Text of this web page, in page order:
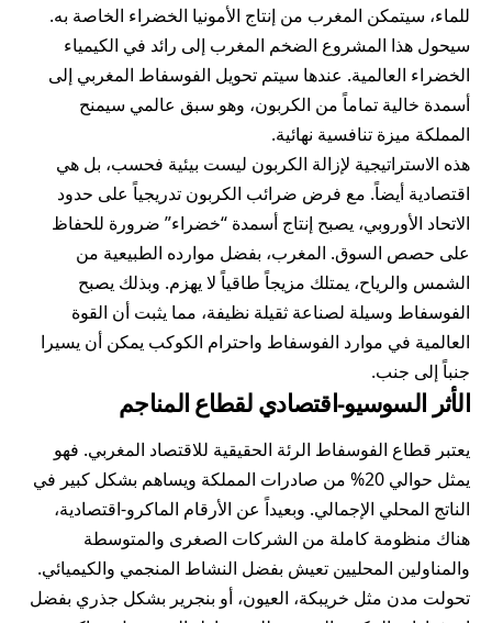
للماء، سيتمكن المغرب من إنتاج الأمونيا الخضراء الخاصة به.
سيحول هذا المشروع الضخم المغرب إلى رائد في الكيمياء
الخضراء العالمية. عندها سيتم تحويل الفوسفاط المغربي إلى
أسمدة خالية تماماً من الكربون، وهو سبق عالمي سيمنح
المملكة ميزة تنافسية نهائية.
هذه الاستراتيجية لإزالة الكربون ليست بيئية فحسب، بل هي
اقتصادية أيضاً. مع فرض ضرائب الكربون تدريجياً على حدود
الاتحاد الأوروبي، يصبح إنتاج أسمدة “خضراء” ضرورة للحفاظ
على حصص السوق. المغرب، بفضل موارده الطبيعية من
الشمس والرياح، يمتلك مزيجاً طاقياً لا يهزم. وبذلك يصبح
الفوسفاط وسيلة لصناعة ثقيلة نظيفة، مما يثبت أن القوة
العالمية في موارد الفوسفاط واحترام الكوكب يمكن أن يسيرا
جنباً إلى جنب.
الأثر السوسيو-اقتصادي لقطاع المناجم
يعتبر قطاع الفوسفاط الرئة الحقيقية للاقتصاد المغربي. فهو
يمثل حوالي 20% من صادرات المملكة ويساهم بشكل كبير في
الناتج المحلي الإجمالي. وبعيداً عن الأرقام الماكرو-اقتصادية،
هناك منظومة كاملة من الشركات الصغرى والمتوسطة
والمناولين المحليين تعيش بفضل النشاط المنجمي والكيميائي.
تحولت مدن مثل خريبكة، العيون، أو بنجرير بشكل جذري بفضل